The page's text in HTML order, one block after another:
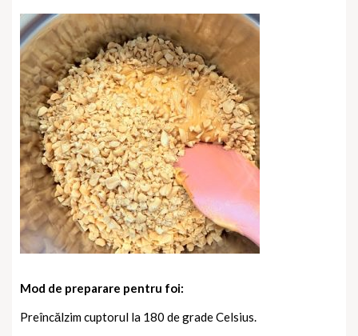
Mod de preparare pentru foi:
Preîncălzim cuptorul la 180 de grade Celsius.